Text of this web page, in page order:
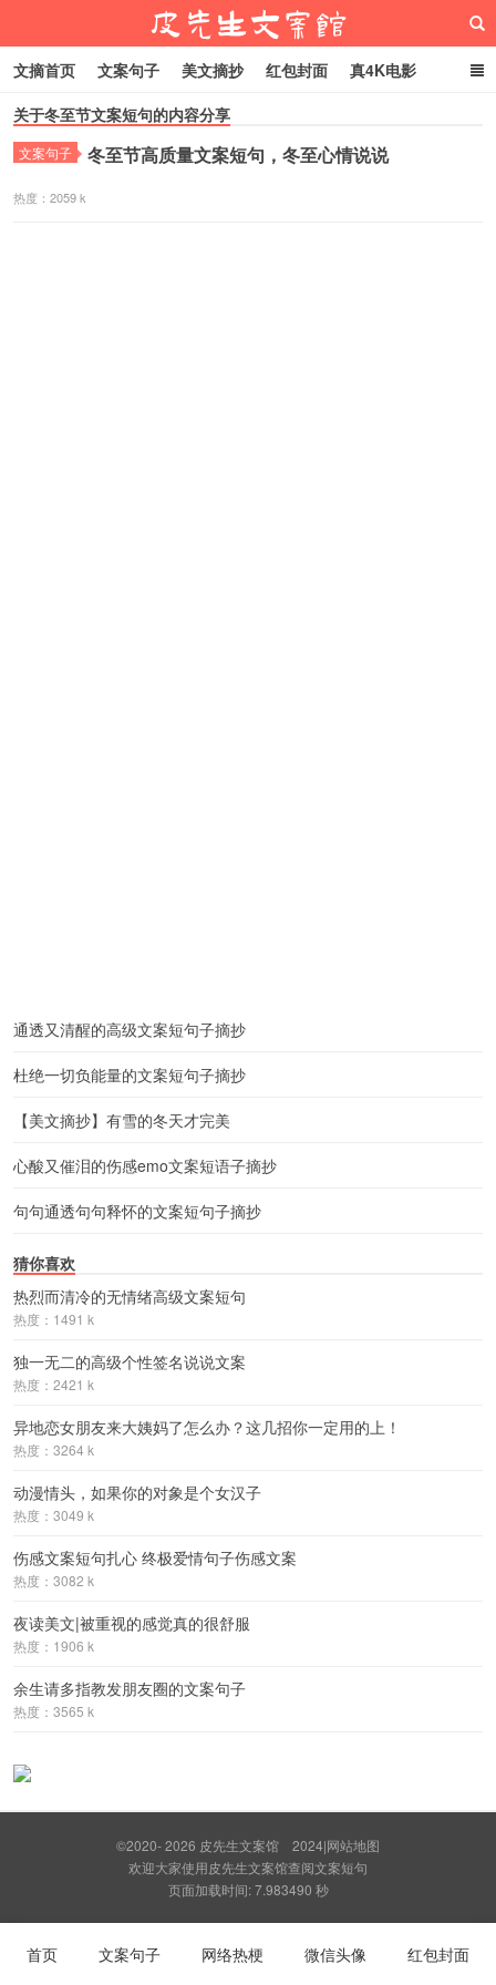
文摘首页 文案句子 美文摘抄 红包封面 真4K电影
网络热梗 恋爱家庭 微信头像
关于冬至节文案短句的内容分享
文案句子 冬至节高质量文案短句，冬至心情说说
热度：2059 k
通透又清醒的高级文案短句子摘抄
杜绝一切负能量的文案短句子摘抄
【美文摘抄】有雪的冬天才完美
心酸又催泪的伤感emo文案短语子摘抄
句句通透句句释怀的文案短句子摘抄
猜你喜欢
热烈而清冷的无情绪高级文案短句
热度：1491 k
独一无二的高级个性签名说说文案
热度：2421 k
异地恋女朋友来大姨妈了怎么办？这几招你一定用的上！
热度：3264 k
动漫情头，如果你的对象是个女汉子
热度：3049 k
伤感文案短句扎心 终极爱情句子伤感文案
热度：3082 k
夜读美文|被重视的感觉真的很舒服
热度：1906 k
余生请多指教发朋友圈的文案句子
热度：3565 k
©2020- 2026 皮先生文案馆 2024|网站地图
欢迎大家使用皮先生文案馆查阅文案短句
页面加载时间: 7.983490 秒
首页 文案句子 网络热梗 微信头像 红包封面